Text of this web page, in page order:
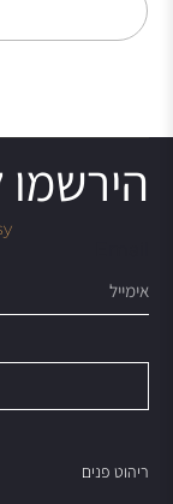
הירשמו
ריהוט פנים